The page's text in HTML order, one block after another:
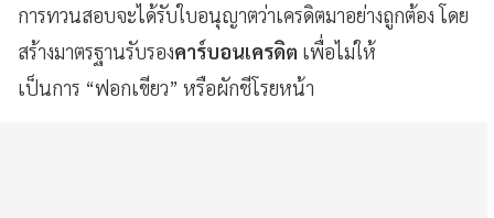
การทวนสอบจะได้รับใบอนุญาตว่าเครดิตมาอย่างถูกต้อง โดย
สร้างมาตรฐานรับรองคาร์บอนเครดิต เพื่อไม่ให้
เป็นการ “ฟอกเขียว” หรือผักชีโรยหน้า